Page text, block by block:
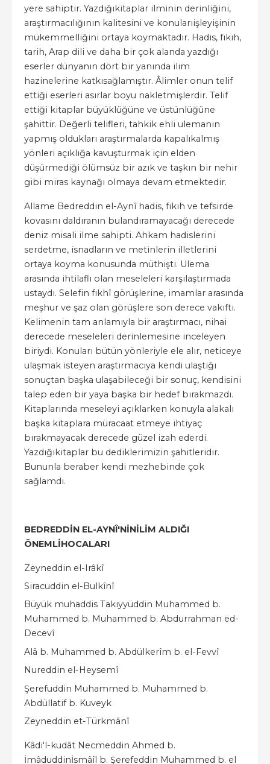
yere sahiptir. Yazdığıkitaplar ilminin derinliğini,
araştırmacılığının kalitesini ve konularıişleyişinin
mükemmelliğini ortaya koymaktadır. Hadis, fıkıh,
tarih, Arap dili ve daha bir çok alanda yazdığı
eserler dünyanın dört bir yanında ilim
hazinelerine katkısağlamıştır. Âlimler onun telif
ettiği eserleri asırlar boyu nakletmişlerdir. Telif
ettiği kitaplar büyüklüğüne ve üstünlüğüne
şahittir. Değerli telifleri, tahkik ehli ulemanın
yapmış oldukları araştırmalarda kapalıkalmış
yönleri açıklığa kavuşturmak için elden
düşürmediği ölümsüz bir azık ve taşkın bir nehir
gibi miras kaynağı olmaya devam etmektedir.
Allame Bedreddin el-Aynî hadis, fıkıh ve tefsirde
kovasını daldıranın bulandıramayacağı derecede
deniz misali ilme sahipti. Ahkam hadislerini
serdetme, isnadların ve metinlerin illetlerini
ortaya koyma konusunda müthişti. Ulema
arasında ihtilaflı olan meseleleri karşılaştırmada
ustaydı. Selefin fıkhî görüşlerine, imamlar arasında
meşhur ve şaz olan görüşlere son derece vakıftı.
Kelimenin tam anlamıyla bir araştırmacı, nihai
derecede meseleleri derinlemesine inceleyen
biriydi. Konuları bütün yönleriyle ele alır, neticeye
ulaşmak isteyen araştırmacıya kendi ulaştığı
sonuçtan başka ulaşabileceği bir sonuç, kendisini
talep eden bir yaya başka bir hedef bırakmazdı.
Kitaplarında meseleyi açıklarken konuyla alakalı
başka kitaplara müracaat etmeye ihtiyaç
bırakmayacak derecede güzel izah ederdi.
Yazdığıkitaplar bu dediklerimizin şahitleridir.
Bununla beraber kendi mezhebinde çok
sağlamdı.
BEDREDDİN EL-AYNÎ'NİNİLİM ALDIĞI
ÖNEMLİHOCALARI
Zeyneddin el-Irâkî
Siracuddin el-Bulkînî
Büyük muhaddis Takıyyüddin Muhammed b.
Muhammed b. Muhammed b. Abdurrahman ed-
Decevî
Alâ b. Muhammed b. Abdülkerîm b. el-Fevvî
Nureddin el-Heysemî
Şerefuddin Muhammed b. Muhammed b.
Abdüllatif b. Kuveyk
Zeyneddin et-Türkmânî
Kâdı'l-kudât Necmeddin Ahmed b.
İmâduddinİsmâîl b. Şerefeddin Muhammed b. el